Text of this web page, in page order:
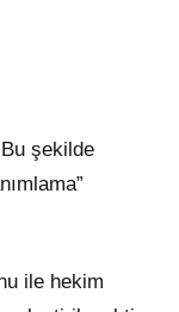
şekilde
ile hekim